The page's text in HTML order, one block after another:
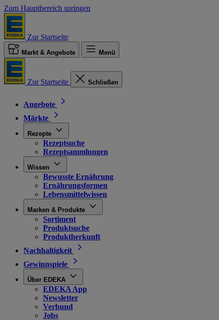
Zum Hauptbereich springen
Zur Startseite
Markt & Angebote Menü
Zur Startseite Schließen
Angebote
Märkte
Rezepte
Rezeptsuche
Rezeptsammlungen
Wissen
Bewusste Ernährung
Ernährungsformen
Lebensmittelwissen
Marken & Produkte
Sortiment
Produktsuche
Produktherkunft
Nachhaltigkeit
Gewinnspiele
Über EDEKA
EDEKA App
Newsletter
Verbund
Jobs